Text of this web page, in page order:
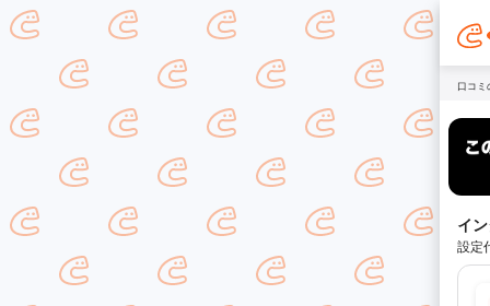
口コミ
イ
設定